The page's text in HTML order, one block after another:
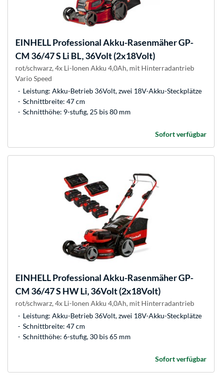
EINHELLProfessional Akku-Rasenmäher GP-
CM 36/47 S Li BL, 36Volt (2x18Volt)
rot/schwarz, 4x Li-Ionen Akku 4,0Ah, mit Hinterradantrieb
Vario Speed
Leistung: Akku-Betrieb 36Volt, zwei 18V-Akku-Steckplätze
Schnittbreite: 47 cm
Schnitthöhe: 9-stufig, 25 bis 80 mm
Sofort verfügbar
EINHELLProfessional Akku-Rasenmäher GP-
CM 36/47 S HW Li, 36Volt (2x18Volt)
rot/schwarz, 4x Li-Ionen Akku 4,0Ah, mit Hinterradantrieb
Leistung: Akku-Betrieb 36Volt, zwei 18V-Akku-Steckplätze
Schnittbreite: 47 cm
Schnitthöhe: 6-stufig, 30 bis 65 mm
Sofort verfügbar